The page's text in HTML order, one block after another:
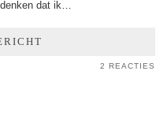
dat ik…
2 REACTIES